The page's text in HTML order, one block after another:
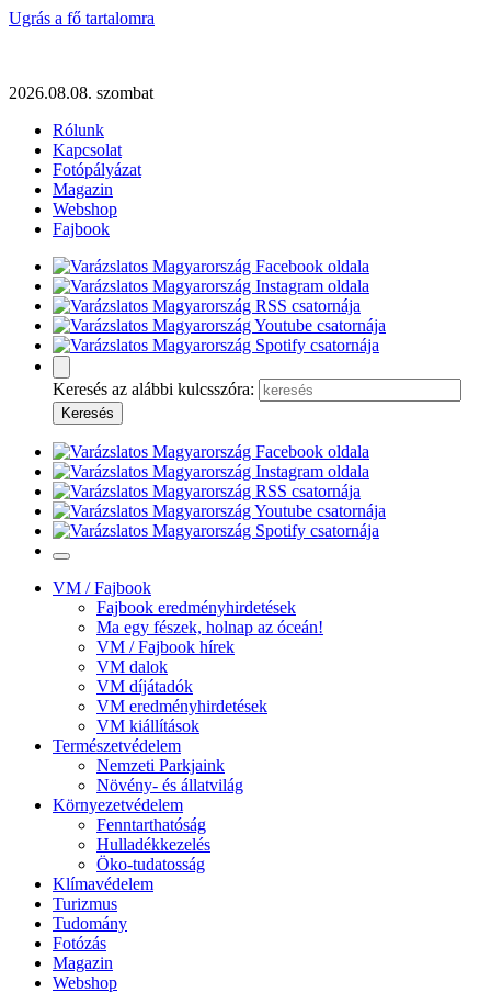
Ugrás a fő tartalomra
2026.08.08. szombat
Rólunk
Kapcsolat
Fotópályázat
Magazin
Webshop
Fajbook
Keresés az alábbi kulcsszóra:
VM / Fajbook
Fajbook eredményhirdetések
Ma egy fészek, holnap az óceán!
VM / Fajbook hírek
VM dalok
VM díjátadók
VM eredményhirdetések
VM kiállítások
Természetvédelem
Nemzeti Parkjaink
Növény- és állatvilág
Környezetvédelem
Fenntarthatóság
Hulladékkezelés
Öko-tudatosság
Klímavédelem
Turizmus
Tudomány
Fotózás
Magazin
Webshop